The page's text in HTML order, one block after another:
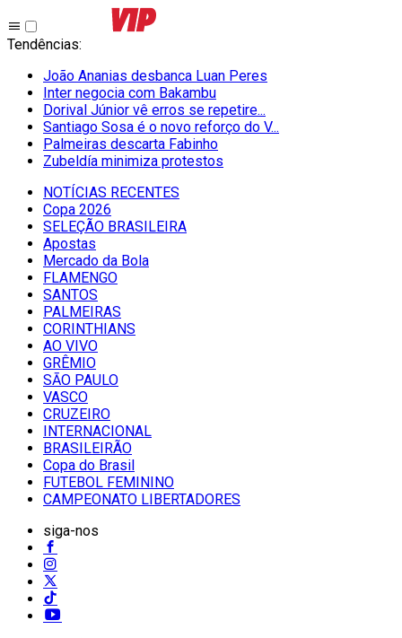
Tendências:
João Ananias desbanca Luan Peres
Inter negocia com Bakambu
Dorival Júnior vê erros se repetire...
Santiago Sosa é o novo reforço do V...
Palmeiras descarta Fabinho
Zubeldía minimiza protestos
NOTÍCIAS RECENTES
Copa 2026
SELEÇÃO BRASILEIRA
Apostas
Mercado da Bola
FLAMENGO
SANTOS
PALMEIRAS
CORINTHIANS
AO VIVO
GRÊMIO
SĀO PAULO
VASCO
CRUZEIRO
INTERNACIONAL
BRASILEIRÃO
Copa do Brasil
FUTEBOL FEMININO
CAMPEONATO LIBERTADORES
siga-nos